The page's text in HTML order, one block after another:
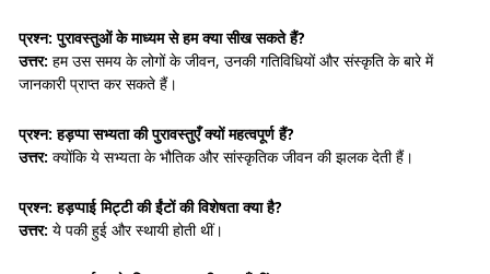
प्रश्न: पुरावस्तुओं के माध्यम से हम क्या सीख सकते हैं?
उत्तर: हम उस समय के लोगों के जीवन, उनकी गतिविधियों और संस्कृति के बारे में
जानकारी प्राप्त कर सकते हैं।
प्रश्न: हड़प्पा सभ्यता की पुरावस्तुएँ क्यों महत्वपूर्ण हैं?
उत्तर: क्योंकि ये सभ्यता के भौतिक और सांस्कृतिक जीवन की झलक देती हैं।
प्रश्न: हड़प्पाई मिट्टी की ईंटों की विशेषता क्या है?
उत्तर: ये पकी हुई और स्थायी होती थीं।